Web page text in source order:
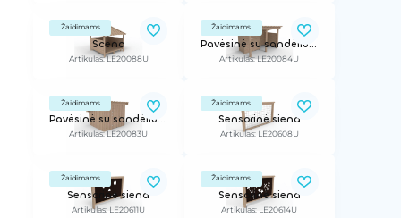
Žaidimams
Scena
Artikulas: LE20088U
Žaidimams
Pavėsinė su sandėliuku (stogas 2mx3.6m)
Artikulas: LE20084U
Žaidimams
Pavėsinė su sandėliuku
Artikulas: LE20083U
Žaidimams
Sensorinė siena
Artikulas: LE20608U
Žaidimams
Sensorinė siena
Artikulas: LE20611U
Žaidimams
Sensorinė siena
Artikulas: LE20614U